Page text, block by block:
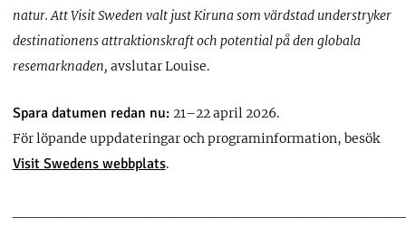
natur. Att Visit Sweden valt just Kiruna som värdstad understryker
destinationens attraktionskraft och potential på den globala
resemarknaden, avslutar Louise.
Spara datumen redan nu: 21–22 april 2026.
För löpande uppdateringar och programinformation, besök
Visit Swedens webbplats.